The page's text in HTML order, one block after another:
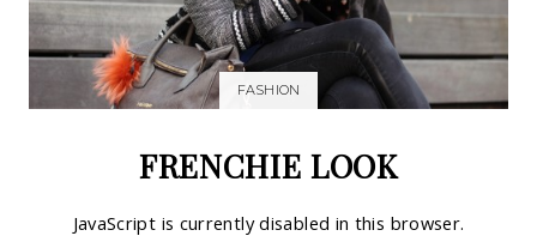
FASHION
FRENCHIE LOOK
JavaScript is currently disabled in this browser.